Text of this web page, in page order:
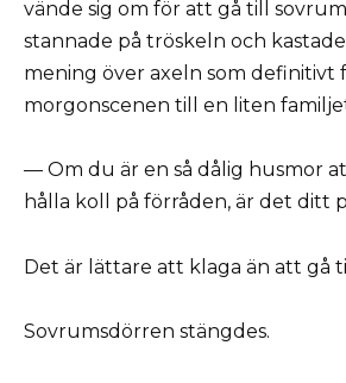
vände sig om för att gå till
stannade på tröskeln och
mening över axeln som definitivt
morgonscenen till en liten
— Om du är en så dålig husmor
hålla koll på förråden, är det ditt
Det är lättare att klaga än att gå
Sovrumsdörren stängdes.